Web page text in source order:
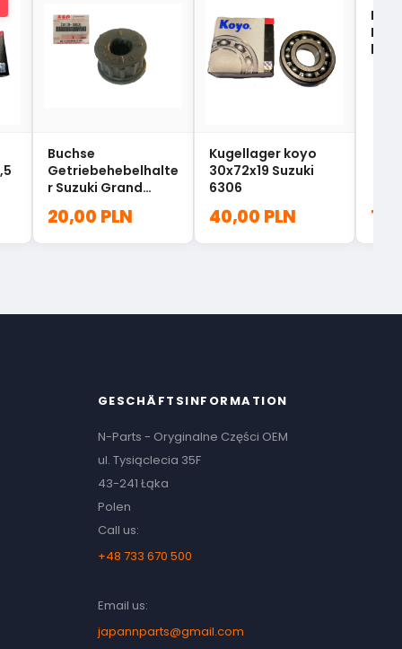
Buchse
Getriebehebelhalte
r Suzuki Grand
20,00 PLN
Kugellager koyo
30x72x19 Suzuki
6306
40,00 PLN
GESCHÄFTSINFORMATION
N-Parts - Oryginalne Części OEM
ul. Tysiąclecia 35F
43-241 Łąka
Polen
Call us:
+48 733 670 500
Email us:
japannparts@gmail.com